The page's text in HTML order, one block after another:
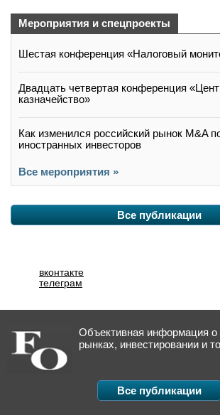
Мероприятия и спецпроекты
Шестая конференция «Налоговый
Двадцать четвертая конференция
казначейство»
Как изменился российский рынок M&A
иностранных инвесторов
Все мероприятия »
Все публикации
вконтакте
телеграм
Объективная информация
рынках, инвестировании и
Все публикации